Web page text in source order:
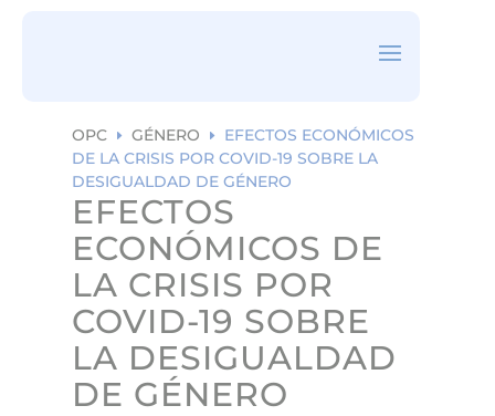
OPC E GÉNERO E
EFECTOS ECONÓMICOS
DE LA CRISIS POR COVID-19 SOBRE LA
DESIGUALDAD DE GÉNERO
EFECTOS
ECONÓMICOS DE
LA CRISIS POR
COVID-19 SOBRE
LA DESIGUALDAD
DE GÉNERO